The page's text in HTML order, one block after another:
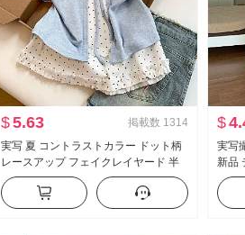
$5.63 掲載数 1314
実写 夏 コントラストカラー ドット柄
レースアップ フェイクレイヤード 半
袖 Tシャツ 女性 夏 新品 スイートスタ
イル マイナー トップス
$
実写
新品
せて
ムフ